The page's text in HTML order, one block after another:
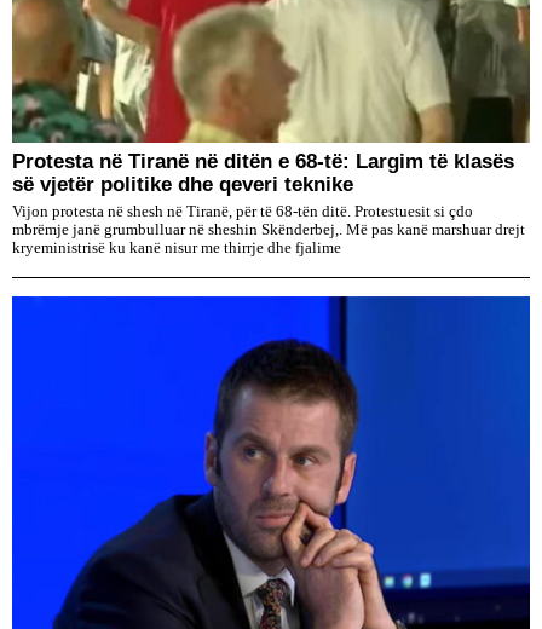
Protesta në Tiranë në ditën e 68-të: Largim të klasës
së vjetër politike dhe qeveri teknike
Vijon protesta në shesh në Tiranë, për të 68-tën ditë. Protestuesit si çdo
mbrëmje janë grumbulluar në sheshin Skënderbej,. Më pas kanë marshuar drejt
kryeministrisë ku kanë nisur me thirrje dhe fjalime